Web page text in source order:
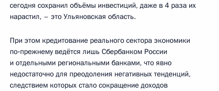
сегодня сохранил объёмы инвестиций, даже в 4 раза их
нарастил, – это Ульяновская область.
При этом кредитование реального сектора экономики
по‑прежнему ведётся лишь Сбербанком России
и отдельными региональными банками, что явно
недостаточно для преодоления негативных тенденций,
следствием которых стало сокращение доходов